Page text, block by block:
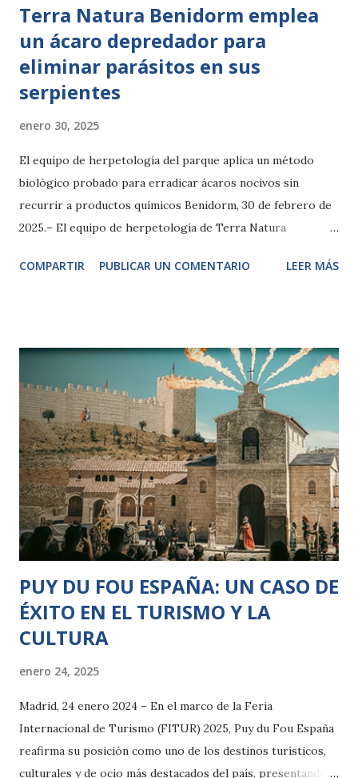
Terra Natura Benidorm emplea
un ácaro depredador para
eliminar parásitos en sus
serpientes
enero 30, 2025
El equipo de herpetología del parque aplica un método
biológico probado para erradicar ácaros nocivos sin
recurrir a productos químicos Benidorm, 30 de febrero de
2025.– El equipo de herpetología de Terra Natura
biológico para eliminar parásitos externos en su colección
vuelto a aplicar de manera preventiva tras la llegada de una
boa constrictor incautada por las autoridades portadora de
ácaros nocivos. Los expertos han detectado que el
ejemplar presentaba Ophionyssus natricis, un ácaro que
afecta a las serpientes y que, de no controlarse, podría
desplazarse a otros ejemplares. Para evitar su
propagación, el equipo ha introducido en las zonas de
cuarentena y reserva el Cheyletus eruditus, un parásito
benigno que se alimenta exclusivamente de estos ácaros.
Este tratamient...
COMPARTIR PUBLICAR UN COMENTARIO LEER MÁS
PUY DU FOU ESPAÑA: UN CASO DE
ÉXITO EN EL TURISMO Y LA
CULTURA
enero 24, 2025
Madrid, 24 enero 2024 – En el marco de la Feria
Internacional de Turismo (FITUR) 2025, Puy du Fou España
reafirma su posición como uno de los destinos turísticos,
culturales y de ocio más destacados del país, presentando